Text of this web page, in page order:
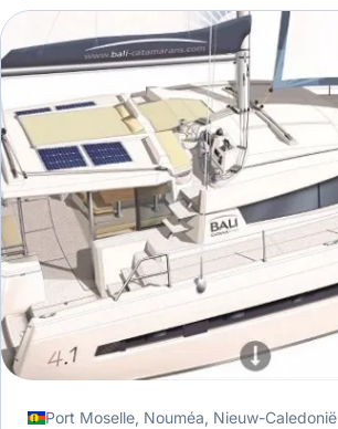
Port Moselle, Nouméa, Nieuw-Caledonië